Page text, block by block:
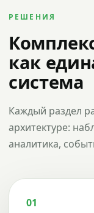
РЕШЕНИЯ
как
система
Каждый раздел
архитектуре:
аналитика,
01